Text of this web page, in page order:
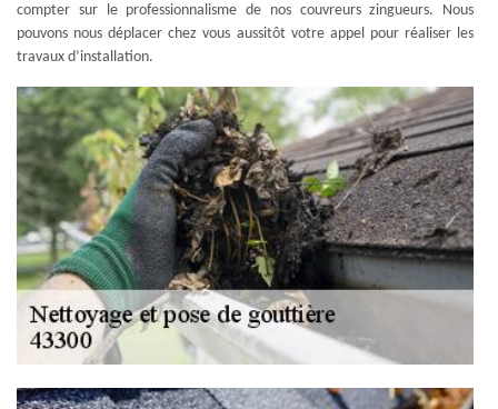
compter sur le professionnalisme de nos couvreurs zingueurs. Nous
pouvons nous déplacer chez vous aussitôt votre appel pour réaliser les
travaux d’installation.